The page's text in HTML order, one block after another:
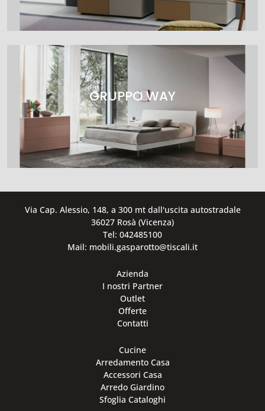
GRUPPO WAY
Via Cap. Alessio, 148, a 300 mt dall'uscita autostradale
36027 Rosà (Vicenza)
Tel: 042485100
Mail: mobili.gasparotto@tiscali.it
Azienda
I nostri Partner
Outlet
Offerte
Contatti
Cucine
Arredamento Casa
Accessori Casa
Arredo Giardino
Sfoglia Cataloghi